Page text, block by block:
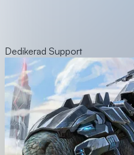
Dedikerad Support